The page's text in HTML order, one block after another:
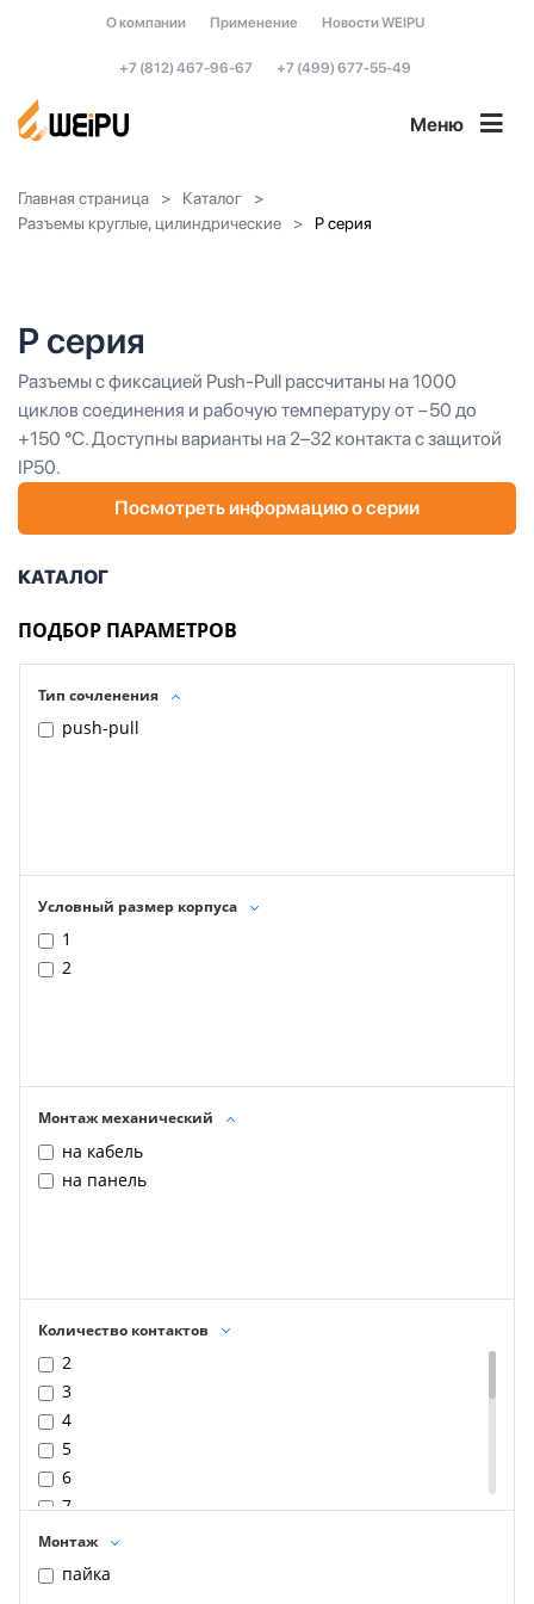
О компании Применение Новости WEIPU
+7 (812) 467-96-67 +7 (499) 677-55-49
Меню
Главная страница
Каталог
Разъемы круглые, цилиндрические
P серия
P серия
Разъемы с фиксацией Push-Pull рассчитаны на 1000
циклов соединения и рабочую температуру от −50 до
+150 °C. Доступны варианты на 2–32 контакта с защитой
IP50.
Посмотреть информацию о серии
КАТАЛОГ
ПОДБОР ПАРАМЕТРОВ
Тип сочленения
push-pull
Условный размер корпуса
1
2
Монтаж механический
на кабель
на панель
Количество контактов
2
3
4
5
6
7
8
Монтаж
пайка